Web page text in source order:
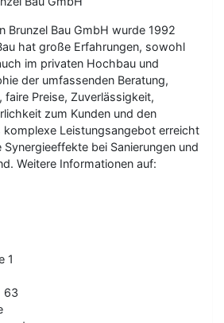
Brunzel Bau GmbH wurde 1992
hat große Erfahrungen, sowohl
im privaten Hochbau und
der umfassenden Beratung,
faire Preise, Zuverlässigkeit,
zum Kunden und den
komplexe Leistungsangebot erreicht
bei Sanierungen und
Weitere Informationen auf:
1
63